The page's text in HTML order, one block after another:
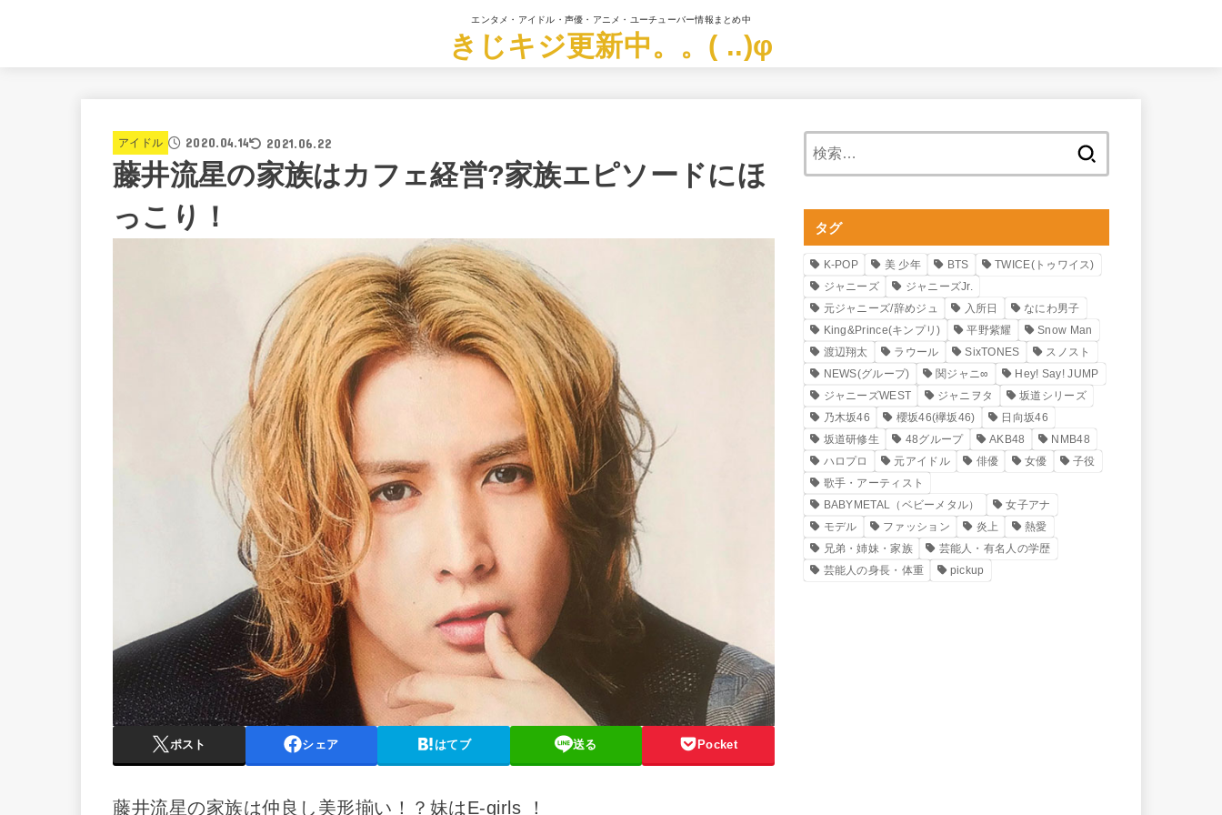
エンタメ・アイドル・声優・アニメ・ユーチューバー情報まとめ中
きじキジ更新中。。( ..)φ
アイドル 2020.04.14 2021.06.22
藤井流星の家族はカフェ経営?家族エピソードにほ
っこり！
ポスト シェア はてブ 送る Pocket
藤井流星の家族は仲良し美形揃い！？妹はE-girls ！
タグ
K-POP 美 少年 BTS
TWICE(トゥワイス)
ジャニーズ
ジャニーズJr.
元ジャニーズ/辞めジュ
入所日
なにわ男子
King&Prince(キンプリ)
平野紫耀
Snow Man
渡辺翔太
ラウール SixTONES
スノスト
NEWS(グループ)
関ジャニ∞
Hey! Say! JUMP
ジャニーズWEST
ジャニヲタ
坂道シリーズ
乃木坂46
櫻坂46(欅坂46)
日向坂46
坂道研修生
48グループ AKB48
NMB48
ハロプロ
元アイドル 俳優 女優
子役
歌手・アーティスト
BABYMETAL（ベビーメタル）
女子アナ
モデル
ファッション 炎上
熱愛
兄弟・姉妹・家族
芸能人・有名人の学歴
芸能人の身長・体重
pickup